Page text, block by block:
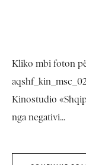
Kliko mbi foton
Kinostudio
nga negativi...